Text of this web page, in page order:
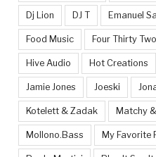
Dj Lion DJ T Emanuel
Food Music Four Thirty Two
Hive Audio Hot Creations
Jamie Jones Joeski
Kotelett & Zadak Matchy
Mollono.Bass My Favorite